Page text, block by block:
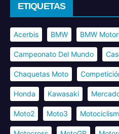
ETIQUETAS
Acerbis BMW BMW
Campeonato Del Mundo
Chaquetas Moto
Honda Kawasaki
Moto2 Moto3